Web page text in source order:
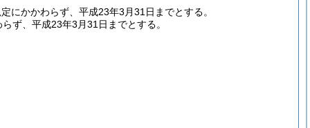
にかかわらず、平成23年3月31日までとする。
ず、平成23年3月31日までとする。